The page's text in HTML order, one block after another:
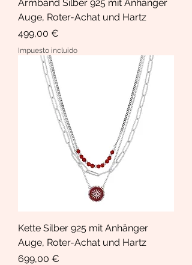
Armband Silber 925 mit Anhänger
Auge, Roter-Achat und Hartz
Precio
499,00 €
Impuesto incluido
Kette Silber 925 mit Anhänger
Auge, Roter-Achat und Hartz
Precio
699,00 €